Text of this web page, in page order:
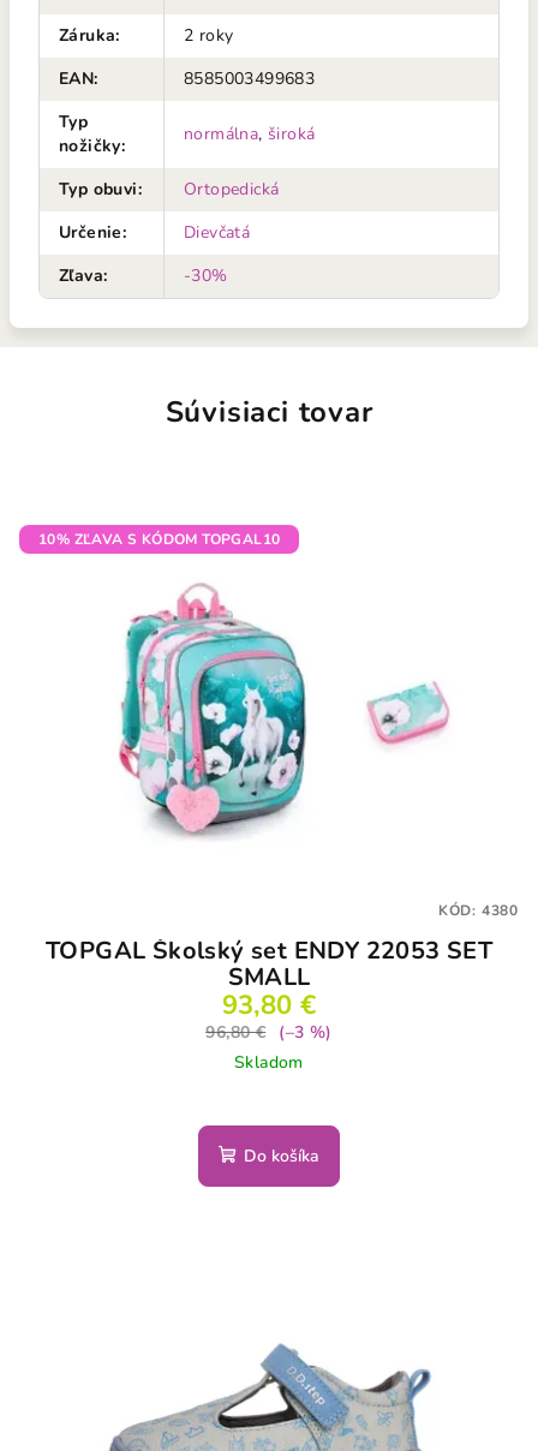
Záruka:
2 roky
EAN:
8585003499683
Typ
nožičky:
normálna, široká
Typ obuvi:
Ortopedická
Určenie:
Dievčatá
Zľava: -30%
Súvisiaci tovar
10% ZĽAVA S KÓDOM TOPGAL10
TOPGAL Školský set ENDY 22053 SET
SMALL
93,80 €
96,80 €
(–3 %)
Skladom
Do košíka
KÓD: 4380